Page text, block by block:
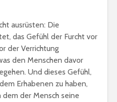
ausrüsten: Die
das Gefühl der Furcht vor
der Verrichtung
den Menschen davor
Und dieses Gefühl,
Erhabenen zu haben,
dem der Mensch seine